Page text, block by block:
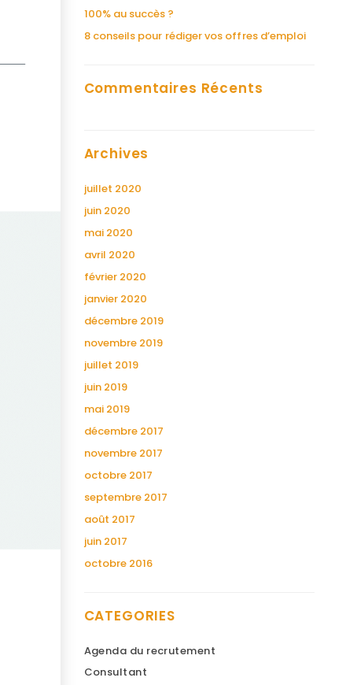
100% au succès ?
8 conseils pour rédiger vos offres d’emploi
Commentaires Récents
Archives
juillet 2020
juin 2020
mai 2020
avril 2020
février 2020
janvier 2020
décembre 2019
novembre 2019
juillet 2019
juin 2019
mai 2019
décembre 2017
novembre 2017
octobre 2017
septembre 2017
août 2017
juin 2017
octobre 2016
CATEGORIES
Agenda du recrutement
Consultant